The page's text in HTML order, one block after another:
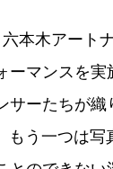
本木アート
ーマンスを
サーたちが
もう一つは